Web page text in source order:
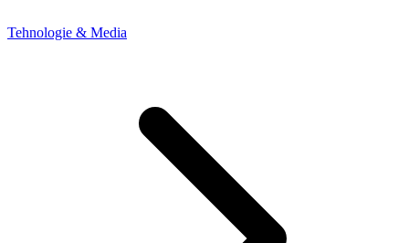
Tehnologie & Media